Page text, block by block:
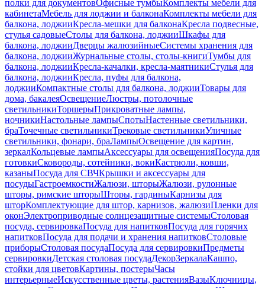
полки для документовОфисные тумбыКомплекты мебели для
кабинетаМебель для лоджии и балконаКомплекты мебели для
балкона, лоджииКресла-мешки для балконаКресла подвесные,
стулья садовыеСтолы для балкона, лоджииШкафы для
балкона, лоджииДверцы жалюзийныеСистемы хранения для
балкона, лоджииЖурнальные столы, столы-книгиТумбы для
балкона, лоджииКресла-качалки, кресла-маятникиСтулья для
балкона, лоджииКресла, пуфы для балкона,
лоджииКомпактные столы для балкона, лоджииТовары для
дома, бакалеяОсвещениеЛюстры, потолочные
светильникиТоршерыПрикроватные лампы,
ночникиНастольные лампыСпотыНастенные светильники,
браТочечные светильникиТрековые светильникиУличные
светильники, фонари, браЛампыОсвещение для картин,
зеркалКольцевые лампыАксессуары для освещенияПосуда для
готовкиСковороды, сотейники, вокиКастрюли, ковши,
казаныПосуда для СВЧКрышки и аксессуары для
посудыГастроемкостиЖалюзи, шторыЖалюзи, рулонные
шторы, римские шторыШторы, гардиныКарнизы для
шторКомплектующие для штор, карнизов, жалюзиПленки для
оконЭлектроприводные солнцезащитные системыСтоловая
посуда, сервировкаПосуда для напитковПосуда для горячих
напитковПосуда для подачи и хранения напитковСтоловые
приборыСтоловая посудаПосуда для сервировкиПредметы
сервировкиДетская столовая посудаДекорЗеркалаКашпо,
стойки для цветовКартины, постерыЧасы
интерьерныеИскусственные цветы, растенияВазыКлючницы,